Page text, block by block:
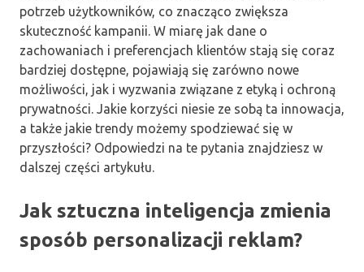
potrzeb użytkowników, co znacząco zwiększa
skuteczność kampanii. W miarę jak dane o
zachowaniach i preferencjach klientów stają się coraz
bardziej dostępne, pojawiają się zarówno nowe
możliwości, jak i wyzwania związane z etyką i ochroną
prywatności. Jakie korzyści niesie ze sobą ta innowacja,
a także jakie trendy możemy spodziewać się w
przyszłości? Odpowiedzi na te pytania znajdziesz w
dalszej części artykułu.
Jak sztuczna inteligencja zmienia
sposób personalizacji reklam?